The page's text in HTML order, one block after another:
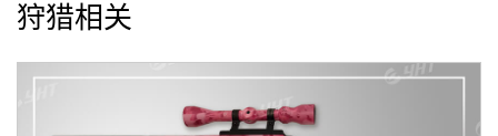
狩猎相关